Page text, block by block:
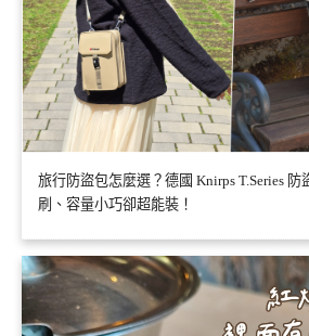
旅行防盜包怎麼選？德國 Knirps T.Series
刷、容量小巧卻超能裝！